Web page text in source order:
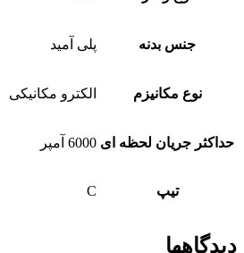
جنس بدنه پلی آمید
نوع مکانیزم الکترو مکانیکی
حداکثر جریان لحظه ای 6000 آمپر
تیپ C
دیدگاهها